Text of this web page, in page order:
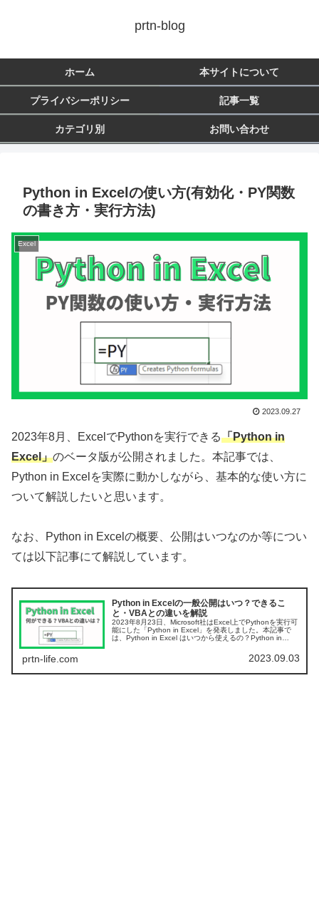
prtn-blog
ホーム 本サイトについて
プライバシーポリシー 記事一覧
カテゴリ別 お問い合わせ
Python in Excelの使い方(有効化・PY関数
の書き方・実行方法)
Excel
2023.09.27
2023年8月、ExcelでPythonを実行できる「Python in
Excel」のベータ版が公開されました。本記事では、
Python in Excelを実際に動かしながら、基本的な使い方に
ついて解説したいと思います。
なお、Python in Excelの概要、公開はいつなのか等につい
ては以下記事にて解説しています。
Python in Excelの一般公開はいつ？できるこ
と・VBAとの違いを解説
2023年8月23日、Microsoft社はExcel上でPythonを実行可
能にした「Python in Excel」を発表しました。本記事で
は、Python in Excel はいつから使えるの？Python in
prtn-life.com 2023.09.03